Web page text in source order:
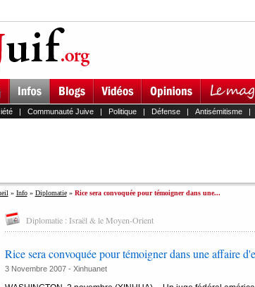
| Communauté Juive| Politique| Défense| Antisémitisme|
» Info» Diplomatie» Rice sera convoquée pour témoigner dans une...
Diplomatie : Israël & le Moyen-Orient
Rice sera convoquée pour témoigner dans une affaire
3 Novembre 2007 - Xinhuanet